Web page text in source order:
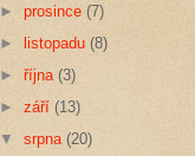
►prosince(7)
►
listopadu (8)
►října(3)
►září (13)
▼srpna(20)